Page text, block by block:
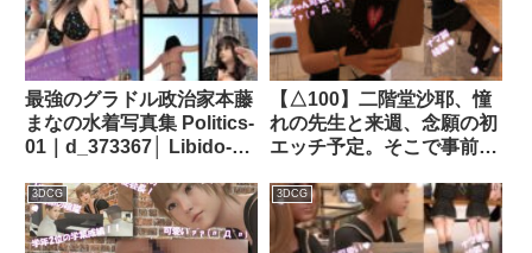
最強のグラドル政治家本藤
まなの水着写真集 Politics-
01｜d_373367│ Libido-
【△100】二階堂沙耶、憧
れの先生と来週、念願の初
エッチ予定。そこで事前学
SEXマニュアル本「女性の
バイブによる自慰行為につ
いて」』｜d_321696│
3DCG 3DCG